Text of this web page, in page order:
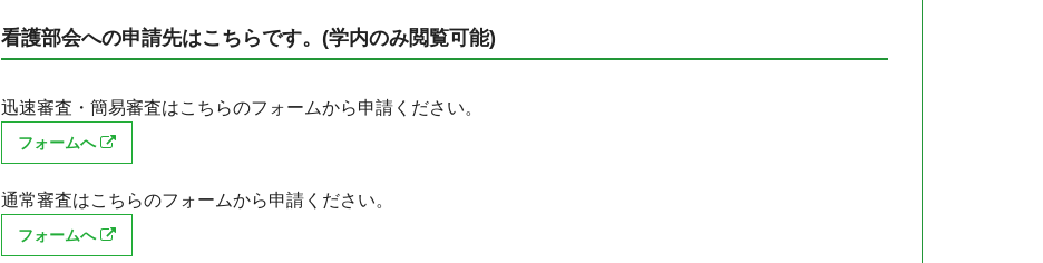
看護部会への申請先はこちらです。(学内のみ閲覧可能)
迅速審査・簡易審査はこちらのフォームから申請ください。
フォームへ
通常審査はこちらのフォームから申請ください。
フォームへ